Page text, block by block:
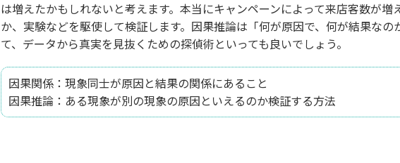
は増えたかもしれないと考えます。本当にキャンペーンによって来店客数が増
か、実験などを駆使して検証します。因果推論は「何が原因で、何が結果なの
て、データから真実を見抜くための探偵術といっても良いでしょう。
因果関係：現象同士が原因と結果の関係にあること
因果推論：ある現象が別の現象の原因といえるのか検証する方法